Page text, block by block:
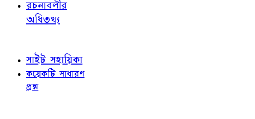
রচনাবলীর
অধিতথ্য
সাইট সহায়িকা
কয়েকটি সাধারণ
প্রশ্ন